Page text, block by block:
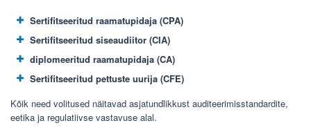
Sertifitseeritud raamatupidaja (CPA)
Sertifitseeritud siseaudiitor (CIA)
diplomeeritud raamatupidaja (CA)
Sertifitseeritud pettuste uurija (CFE)
Kõik need volitused näitavad asjatundlikkust auditeerimisstandardite,
eetika ja regulatiivse vastavuse alal.